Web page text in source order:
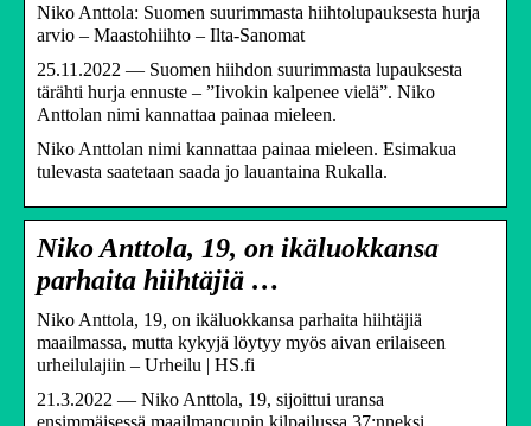
Niko Anttola: Suomen suurimmasta hiihtolupauksesta hurja
arvio – Maastohiihto – Ilta-Sanomat
25.11.2022 — Suomen hiihdon suurimmasta lupauksesta
tärähti hurja ennuste – ”Iivokin kalpenee vielä”. Niko
Anttolan nimi kannattaa painaa mieleen.
Niko Anttolan nimi kannattaa painaa mieleen. Esimakua
tulevasta saatetaan saada jo lauantaina Rukalla.
Niko Anttola, 19, on ikäluokkansa
parhaita hiihtäjiä …
Niko Anttola, 19, on ikäluokkansa parhaita hiihtäjiä
maailmassa, mutta kykyjä löytyy myös aivan erilaiseen
urheilulajiin – Urheilu | HS.fi
21.3.2022 — Niko Anttola, 19, sijoittui uransa
ensimmäisessä maailmancupin kilpailussa 37:nneksi